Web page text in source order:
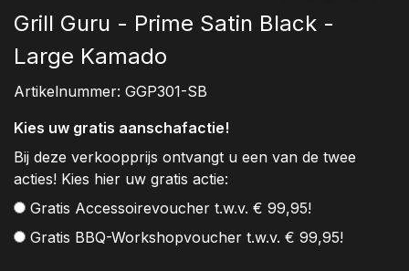
Grill Guru - Prime Satin Black -
Large Kamado
Artikelnummer: GGP301-SB
Kies uw gratis aanschafactie!
Bij deze verkoopprijs ontvangt u een van de twee
acties! Kies hier uw gratis actie:
Gratis Accessoirevoucher t.w.v. € 99,95!
Gratis BBQ-Workshopvoucher t.w.v. € 99,95!